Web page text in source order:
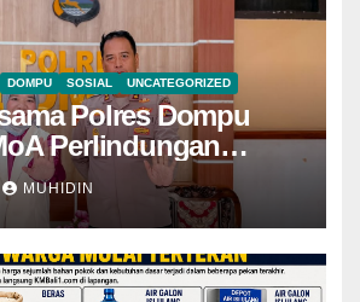
DOMPU SOSIAL UNCATEGORIZED
Polres Dompu
Perlindungan
dan Anak
MUHIDIN